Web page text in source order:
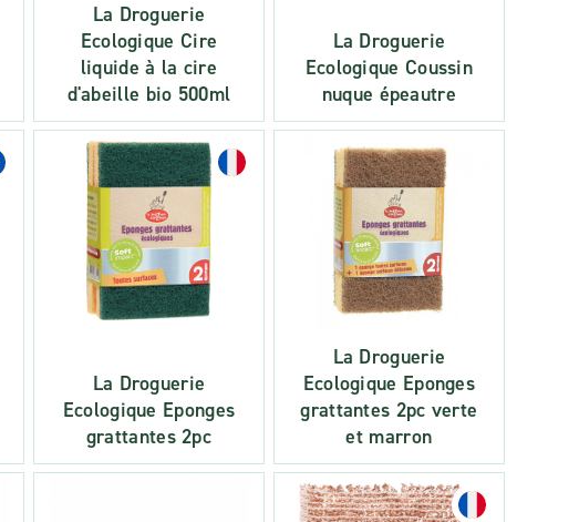
La Droguerie
Ecologique Cire
liquide à la cire
d'abeille bio 500ml
La Droguerie
Ecologique Coussin
nuque épeautre
La Droguerie
Ecologique Eponges
grattantes 2pc
La Droguerie
Ecologique Eponges
grattantes 2pc verte
et marron